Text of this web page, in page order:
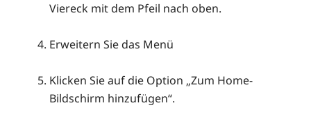
Viereck mit dem Pfeil nach oben.
Erweitern Sie das Menü
Klicken Sie auf die Option „Zum Home-
Bildschirm hinzufügen“.